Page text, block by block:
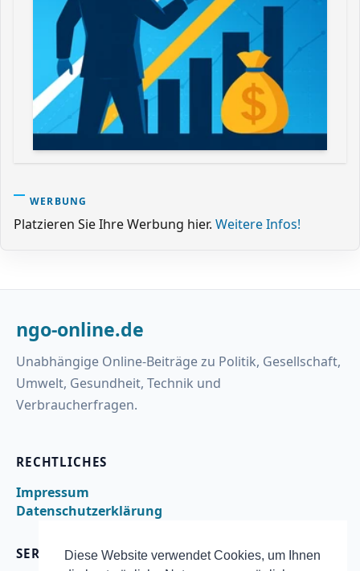
Diese Website verwendet Cookies, um Ihnen
WERBUNG
Platzieren Sie Ihre Werbung hier. Weitere Infos!
ngo-online.de
Unabhängige Online-Beiträge zu Politik, Gesellschaft,
Umwelt, Gesundheit, Technik und
Verbraucherfragen.
RECHTLICHES
Impressum
Datenschutzerklärung
SERVICE